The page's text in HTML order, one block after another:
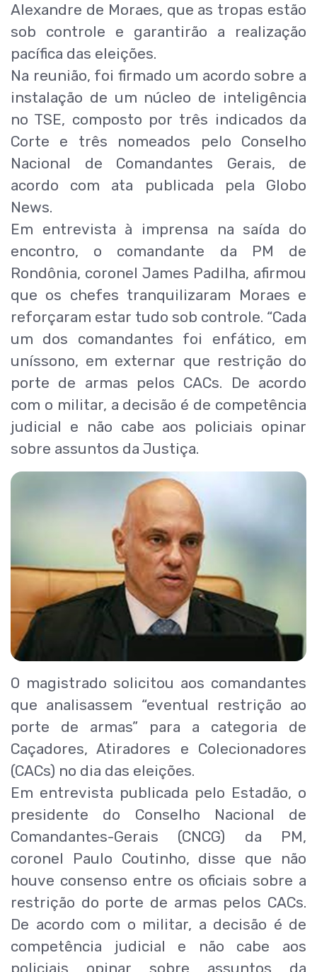
Alexandre de Moraes, que as tropas estão
sob controle e garantirão a realização
pacífica das eleições.
Na reunião, foi firmado um acordo sobre a
instalação de um núcleo de inteligência
no TSE, composto por três indicados da
Corte e três nomeados pelo Conselho
Nacional de Comandantes Gerais, de
acordo com ata publicada pela Globo
News.
Em entrevista à imprensa na saída do
encontro, o comandante da PM de
Rondônia, coronel James Padilha, afirmou
que os chefes tranquilizaram Moraes e
reforçaram estar tudo sob controle. “Cada
um dos comandantes foi enfático, em
uníssono, em externar que restrição do
porte de armas pelos CACs. De acordo
com o militar, a decisão é de competência
judicial e não cabe aos policiais opinar
sobre assuntos da Justiça.
O magistrado solicitou aos comandantes
que analisassem “eventual restrição ao
porte de armas” para a categoria de
Caçadores, Atiradores e Colecionadores
(CACs) no dia das eleições.
Em entrevista publicada pelo Estadão, o
presidente do Conselho Nacional de
Comandantes-Gerais (CNCG) da PM,
coronel Paulo Coutinho, disse que não
houve consenso entre os oficiais sobre a
restrição do porte de armas pelos CACs.
De acordo com o militar, a decisão é de
competência judicial e não cabe aos